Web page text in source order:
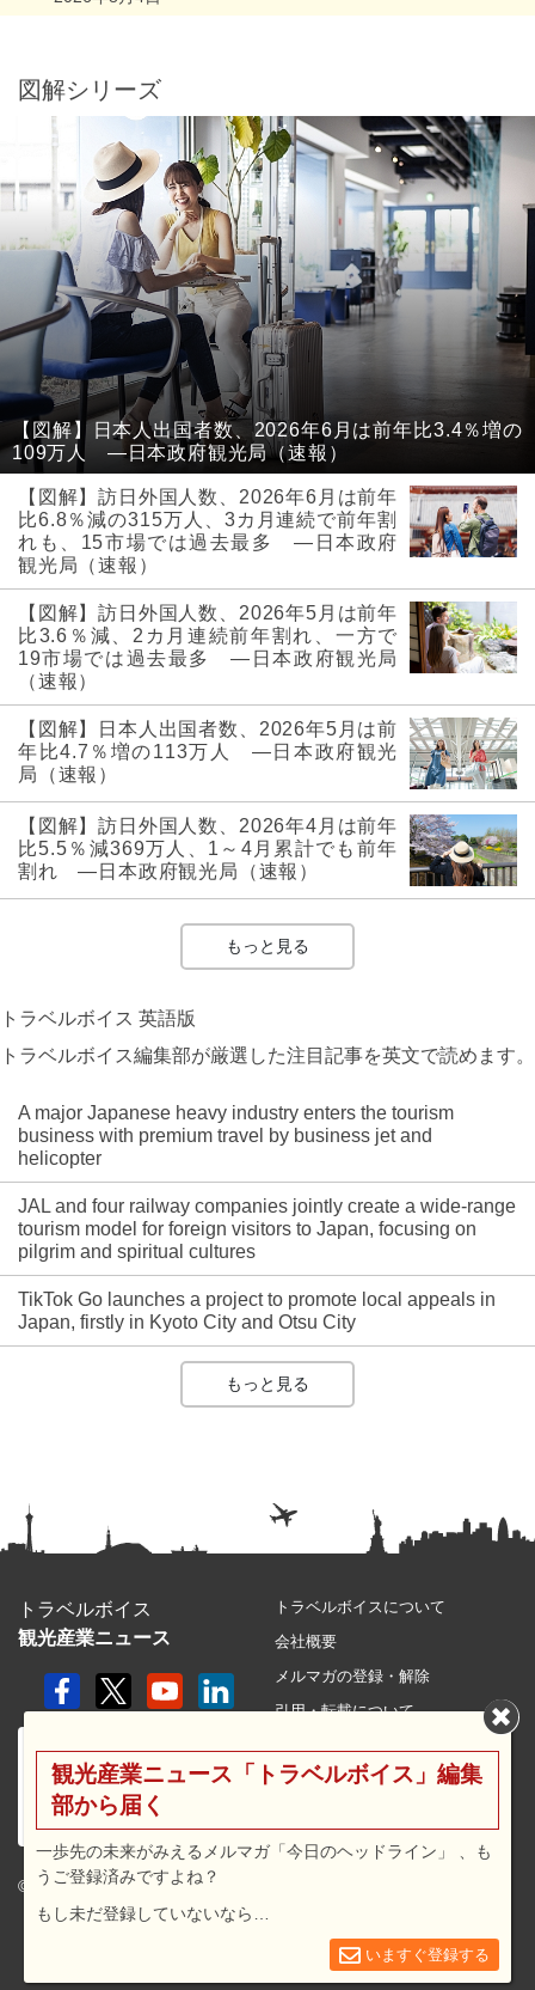
図解シリーズ
【図解】日本人出国者数、2026年6月は前年比3.4％増の
109万人 ―日本政府観光局（速報）
【図解】訪日外国人数、2026年6月は前年
比6.8％減の315万人、3カ月連続で前年割
れも、15市場では過去最多 ―日本政府
観光局（速報）
【図解】訪日外国人数、2026年5月は前年
比3.6％減、2カ月連続前年割れ、一方で
19市場では過去最多 ―日本政府観光局
（速報）
【図解】日本人出国者数、2026年5月は前
年比4.7％増の113万人 ―日本政府観光
局（速報）
【図解】訪日外国人数、2026年4月は前年
比5.5％減369万人、1～4月累計でも前年
割れ ―日本政府観光局（速報）
もっと見る
トラベルボイス 英語版
トラベルボイス編集部が厳選した注目記事を英文で読めます。
A major Japanese heavy industry enters the tourism
business with premium travel by business jet and
helicopter
JAL and four railway companies jointly create a wide-range
tourism model for foreign visitors to Japan, focusing on
pilgrim and spiritual cultures
TikTok Go launches a project to promote local appeals in
Japan, firstly in Kyoto City and Otsu City
もっと見る
トラベルボイス
観光産業ニュース
© 2026 travel voice.
トラベルボイスについて
会社概要
メルマガの登録・解除
引用・転載について
利用規約
広告メニュー・料金
観光産業ニュース「トラベルボイス」編集
部から届く
一歩先の未来がみえるメルマガ「今日のヘッドライン」 、も
うご登録済みですよね？
もし未だ登録していないなら…
いますぐ登録する